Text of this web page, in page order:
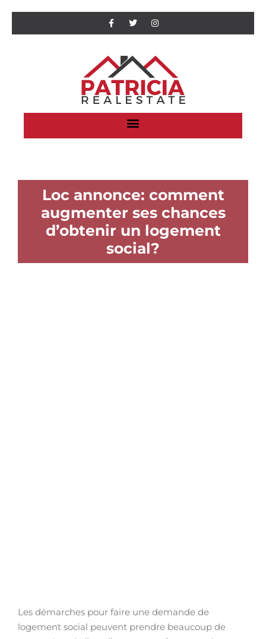
Loc annonce: comment
augmenter ses chances
d’obtenir un logement
social?
Les démarches pour faire une demande de
logement social peuvent prendre beaucoup de